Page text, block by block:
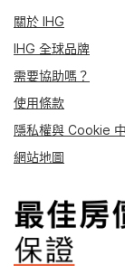
關於 IHG
IHG 全球品牌
需要協助嗎？
使用條款
隱私權與 Cookie
網站地圖